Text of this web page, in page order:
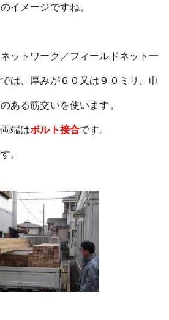
イメージですね。
ットワーク／フィールドネット一
は、厚みが６０又は９０ミリ、巾
ある筋交いを使います。
端はボルト接合です。
。